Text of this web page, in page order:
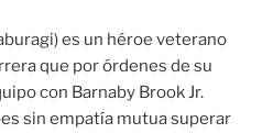
es un héroe veterano
que por órdenes de su
con Barnaby Brook Jr.
sin empatía mutua superar